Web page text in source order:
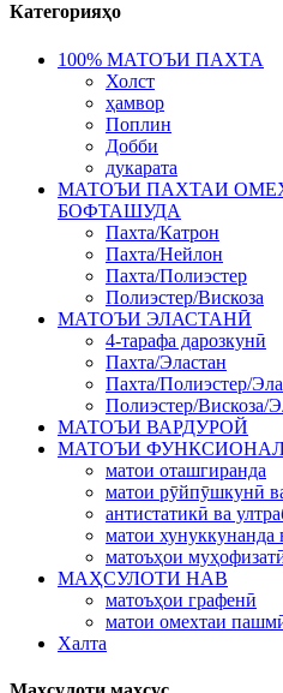
Категорияҳо
100% МАТОЪИ ПАХТА
Холст
ҳамвор
Поплин
Добби
дукарата
МАТОЪИ ПАХТАИ
БОФТАШУДА
Пахта/Катрон
Пахта/Нейлон
Пахта/Полиэстер
Полиэстер/Вискоза
МАТОЪИ ЭЛАСТАНӢ
4-тарафа дарозкунӣ
Пахта/Эластан
Пахта/Полиэстер/
Полиэстер/Вискоза/
МАТОЪИ ВАРДУРОЙ
МАТОЪИ
матои оташгиранда
матои рӯйпӯшкунӣ
антистатикӣ ва
матои хунуккунанда
матоъҳои
МАҲСУЛОТИ НАВ
матоъҳои графенӣ
матои омехтаи
Халта